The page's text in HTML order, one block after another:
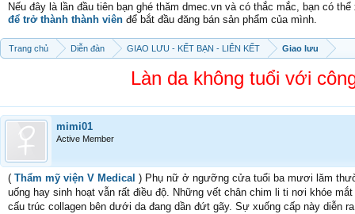
Nếu đây là lần đầu tiên bạn ghé thăm dmec.vn và có thắc mắc, bạn có
để trở thành thành viên để bắt đầu đăng bán sản phẩm của mình.
Trang chủ Diễn đàn GIAO LƯU - KẾT BẠN - LIÊN KẾT Giao lưu
Làn da không tuổi với
mimi01
Active Member
( Thẩm mỹ viện V Medical ) Phụ nữ ở ngưỡng cửa tuổi ba mươi lăm
uống hay sinh hoạt vẫn rất điều độ. Những vết chân chim li ti nơi khóe
cấu trúc collagen bên dưới da đang dần đứt gãy. Sự xuống cấp này diễn